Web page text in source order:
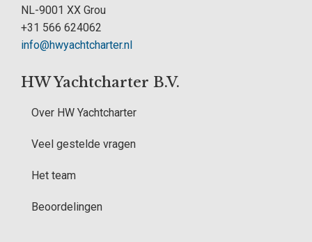
NL-9001 XX Grou
+31 566 624062
info@hwyachtcharter.nl
HW Yachtcharter B.V.
Over HW Yachtcharter
Veel gestelde vragen
Het team
Beoordelingen